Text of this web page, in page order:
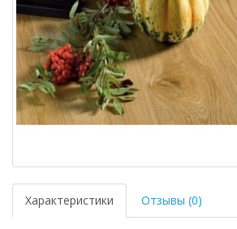
Характеристики Отзывы (0)